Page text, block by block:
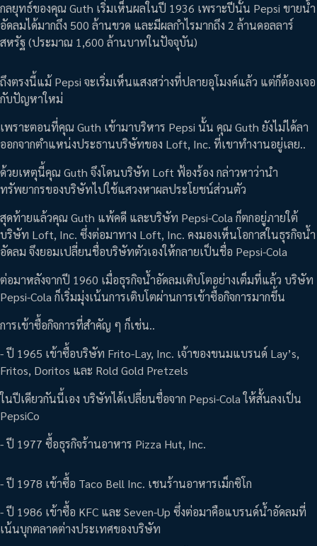
กลยุทธ์ของคุณ Guth เริ่มเห็นผลในปี 1936 เพราะปีนั้น Pepsi ขายน้ำ
อัดลมได้มากถึง 500 ล้านขวด และมีผลกำไรมากถึง 2 ล้านดอลลาร์
สหรัฐ (ประมาณ 1,600 ล้านบาทในปัจจุบัน)
ถึงตรงนี้แม้ Pepsi จะเริ่มเห็นแสงสว่างที่ปลายอุโมงค์แล้ว แต่ก็ต้องเจอ
กับปัญหาใหม่
เพราะตอนที่คุณ Guth เข้ามาบริหาร Pepsi นั้น คุณ Guth ยังไม่ได้ลา
ออกจากตำแหน่งประธานบริษัทของ Loft, Inc. ที่เขาทำงานอยู่เลย..
ด้วยเหตุนี้คุณ Guth จึงโดนบริษัท Loft ฟ้องร้อง กล่าวหาว่านำ
ทรัพยากรของบริษัทไปใช้แสวงหาผลประโยชน์ส่วนตัว
สุดท้ายแล้วคุณ Guth แพ้คดี และบริษัท Pepsi-Cola ก็ตกอยู่ภายใต้
บริษัท Loft, Inc. ซึ่งต่อมาทาง Loft, Inc. คงมองเห็นโอกาสในธุรกิจน้ำ
อัดลม จึงยอมเปลี่ยนชื่อบริษัทตัวเองให้กลายเป็นชื่อ Pepsi-Cola
ต่อมาหลังจากปี 1960 เมื่อธุรกิจน้ำอัดลมเติบโตอย่างเต็มที่แล้ว บริษัท
Pepsi-Cola ก็เริ่มมุ่งเน้นการเติบโตผ่านการเข้าซื้อกิจการมากขึ้น
การเข้าซื้อกิจการที่สำคัญ ๆ ก็เช่น..
- ปี 1965 เข้าซื้อบริษัท Frito-Lay, Inc. เจ้าของขนมแบรนด์ Lay’s,
Fritos, Doritos และ Rold Gold Pretzels
ในปีเดียวกันนี้เอง บริษัทได้เปลี่ยนชื่อจาก Pepsi-Cola ให้สั้นลงเป็น
PepsiCo
- ปี 1977 ซื้อธุรกิจร้านอาหาร Pizza Hut, Inc.
- ปี 1978 เข้าซื้อ Taco Bell Inc. เชนร้านอาหารเม็กซิโก
- ปี 1986 เข้าซื้อ KFC และ Seven-Up ซึ่งต่อมาคือแบรนด์น้ำอัดลมที่
เน้นบุกตลาดต่างประเทศของบริษัท